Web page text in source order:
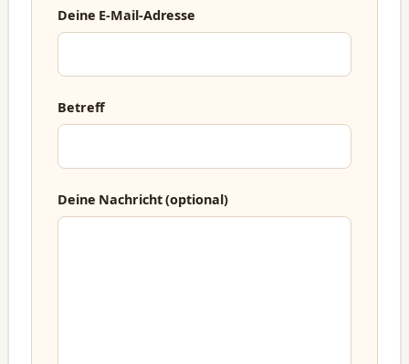
Deine E-Mail-Adresse
Betreff
Deine Nachricht (optional)